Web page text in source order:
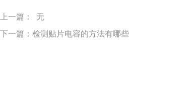
上一篇：
无
下一篇： 检测贴片电容的方法有哪些